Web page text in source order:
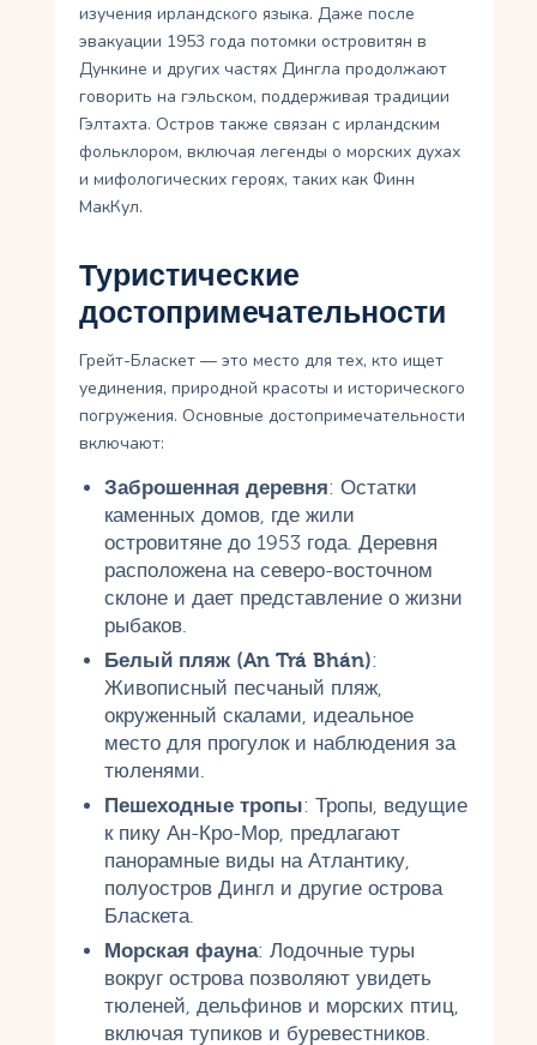
изучения ирландского языка. Даже после
эвакуации 1953 года потомки островитян в
Дункине и других частях Дингла продолжают
говорить на гэльском, поддерживая традиции
Гэлтахта. Остров также связан с ирландским
фольклором, включая легенды о морских духах
и мифологических героях, таких как Финн
МакКул.
Туристические
достопримечательности
Грейт-Бласкет — это место для тех, кто ищет
уединения, природной красоты и исторического
погружения. Основные достопримечательности
включают:
Заброшенная деревня: Остатки
каменных домов, где жили
островитяне до 1953 года. Деревня
расположена на северо-восточном
склоне и дает представление о жизни
рыбаков.
Белый пляж (An Trá Bhán):
Живописный песчаный пляж,
окруженный скалами, идеальное
место для прогулок и наблюдения за
тюленями.
Пешеходные тропы: Тропы, ведущие
к пику Ан-Кро-Мор, предлагают
панорамные виды на Атлантику,
полуостров Дингл и другие острова
Бласкета.
Морская фауна: Лодочные туры
вокруг острова позволяют увидеть
тюленей, дельфинов и морских птиц,
включая тупиков и буревестников.